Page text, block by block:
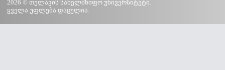
2026 © თელავის სახელმწიფო უნივერსიტეტი.
ყველა უფლება დაცულია.